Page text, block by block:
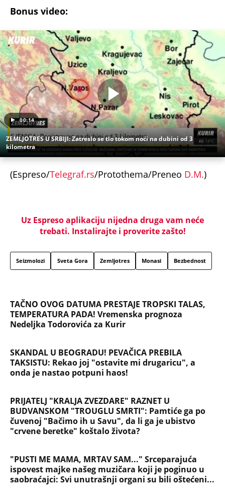
Bonus video:
00:14
ZEMLJOTRES U SRBIJI: Zatreslo se tlo tokom noći na dubini od 3
kilometra
(Espreso/Telegraf.rs/Protothema/Preneo D.M.)
Uz Espreso aplikaciju nijedna druga vam neće
trebati. Instalirajte i proverite zašto!
Seizmolozi Sveta Gora Zemljotres Monasi Bezbednost
TAČNO OVOG DATUMA PRESTAJE TROPSKI TALAS,
TEMPERATURA PADA! Vremenska prognoza
Nedeljka Todorovića za Kurir
SKANDAL U BEOGRADU! PEVAČICA PREBILA
TAKSISTU: Rekao joj "ostavite mi drugaricu", a
onda je nastao potpuni haos!
PRIJATELJ "KRALJA ZVEZDARE" RAZNET U
BUDVANSKOM "TROUGLU SMRTI": Pamtiće ga po
čuvenoj "Bačimo ih u Savu", da li ga je ubistvo
"crvene beretke" koštalo života?
"PUSTI ME MAMA, MRTAV SAM..." Srceparajuća
ispovest majke našeg muzičara koji je poginuo u
saobraćajci: Svi unutrašnji organi su bili oštećeni...